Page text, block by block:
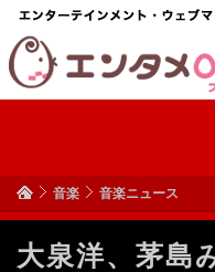
音楽 音楽ニュース
大泉洋、茅島